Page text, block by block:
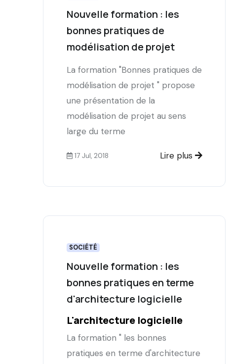
Nouvelle formation : les
bonnes pratiques de
modélisation de projet
La formation "Bonnes pratiques de
modélisation de projet " propose
une présentation de la
modélisation de projet au sens
large du terme
17 Jul, 2018 Lire plus
SOCIÉTÉ
Nouvelle formation : les
bonnes pratiques en terme
d'architecture logicielle
L'architecture logicielle
La formation " les bonnes
pratiques en terme d'architecture